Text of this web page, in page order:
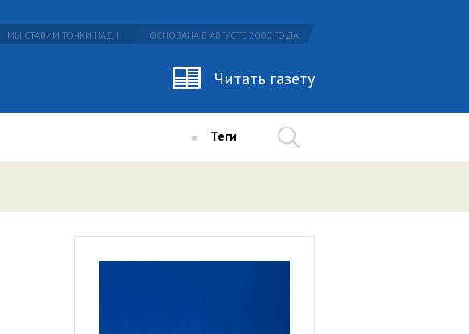
МЫ СТАВИМ ТОЧКИ НАД I ОСНОВАНА В АВГУСТЕ 2000 ГОДА
Читать газету
Теги